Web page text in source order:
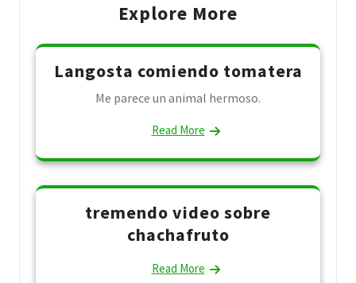
Explore More
Langosta comiendo tomatera
Me parece un animal hermoso.
Read More
tremendo video sobre
chachafruto
Read More